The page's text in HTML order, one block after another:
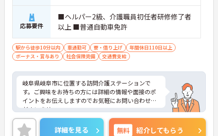
応募要件
■ヘルパー2級、介護職員初任者研修修了者
以上 ■普通自動車免許
駅から徒歩10分以内 車通勤可 寮・借り上げ
年間休日110日以上
ボーナス・賞与あり
社会保険完備 交通費支給
岐阜県岐阜市に位置する訪問介護ステーションで
す。ご興味をお持ちの方には詳細の情報や面接のポ
イントをお伝えしますのでお気軽にお問い合わせく
ださいませ。
詳細を見る 無料 紹介してもらう